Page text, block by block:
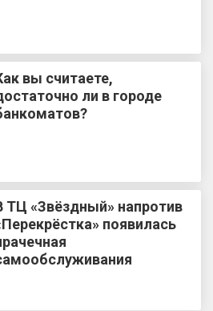
вы считаете,
ли в городе
ТЦ «Звёздный» напротив
появилась